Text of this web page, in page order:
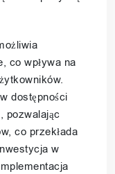
co wpływa na
dostępności
pozwalając
co przekłada
w